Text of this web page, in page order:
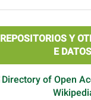
REPOSITORIOS Y
E